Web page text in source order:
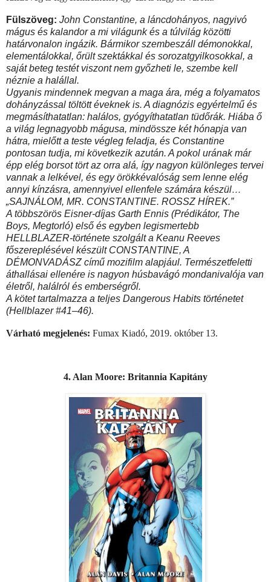
Fülszöveg: John ​Constantine, a láncdohányos, nagyivó
mágus és kalandor a mi világunk és a túlvilág közötti
határvonalon ingázik. Bármikor szembeszáll démonokkal,
elementálokkal, őrült szektákkal és sorozatgyilkosokkal, a
saját beteg testét viszont nem győzheti le, szembe kell
néznie a halállal.
Ugyanis mindennek megvan a maga ára, még a folyamatos
dohányzással töltött éveknek is. A diagnózis egyértelmű és
megmásíthatatlan: halálos, gyógyíthatatlan tüdőrák. Hiába ő
a világ legnagyobb mágusa, mindössze két hónapja van
hátra, mielőtt a teste végleg feladja, és Constantine
pontosan tudja, mi következik azután. A pokol urának már
épp elég borsot tört az orra alá, így nagyon különleges tervei
vannak a lelkével, és egy örökkévalóság sem lenne elég
annyi kínzásra, amennyivel ellenfele számára készül…
„SAJNÁLOM, MR. CONSTANTINE. ROSSZ HÍREK.”
A többszörös Eisner-díjas Garth Ennis (Prédikátor, The
Boys, Megtorló) első és egyben legismertebb
HELLBLAZER-története szolgált a Keanu Reeves
főszereplésével készült CONSTANTINE, A
DÉMONVADÁSZ című mozifilm alapjául. Természetfeletti
áthallásai ellenére is nagyon húsbavágó mondanivalója van
életről, halálról és emberségről.
A kötet tartalmazza a teljes Dangerous Habits történetet
(Hellblazer #41–46).
Várható megjelenés: Fumax Kiadó, 2019. október 13.
4. Alan Moore: Britannia Kapitány